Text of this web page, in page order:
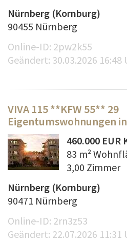
Nürnberg (Kornburg)
90455 Nürnberg
Online-ID: 2pw2k55
Geändert: 30.03.2026 16:48
VIVA 115 **KFW 55** 29
Eigentumswohnungen
460.000 EUR
83 m²
3,00 Zimmer
Nürnberg (Kornburg)
90471 Nürnberg
Online-ID: 2rn3z53
Geändert: 22.07.2026 11:31